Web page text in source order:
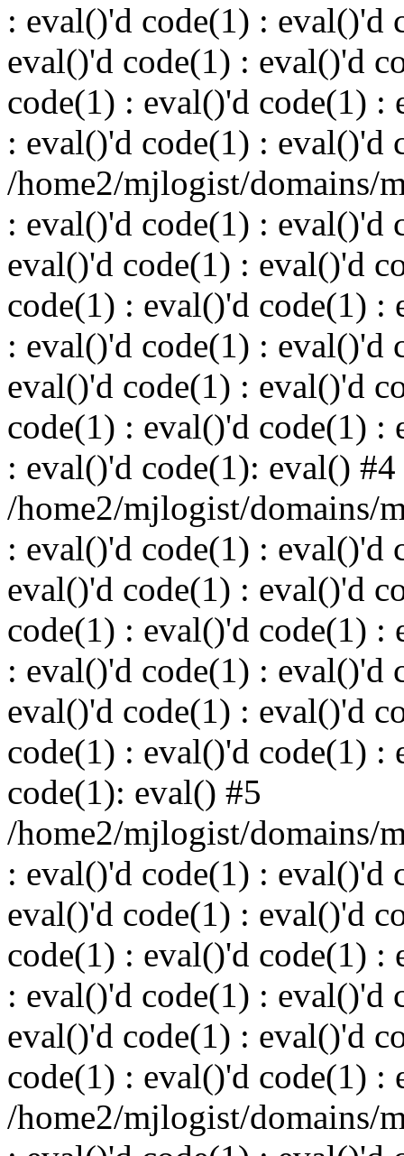
: eval()'d code(1) : eval()'d
eval()'d code(1) : eval()'d
code(1) : eval()'d code(1) :
: eval()'d code(1) : eval()'d
/home2/mjlogist/domains/
: eval()'d code(1) : eval()'d
eval()'d code(1) : eval()'d
code(1) : eval()'d code(1) :
: eval()'d code(1) : eval()'d
eval()'d code(1) : eval()'d
code(1) : eval()'d code(1) :
: eval()'d code(1): eval() #4
/home2/mjlogist/domains/
: eval()'d code(1) : eval()'d
eval()'d code(1) : eval()'d
code(1) : eval()'d code(1) :
: eval()'d code(1) : eval()'d
eval()'d code(1) : eval()'d
code(1) : eval()'d code(1) :
code(1): eval() #5
/home2/mjlogist/domains/
: eval()'d code(1) : eval()'d
eval()'d code(1) : eval()'d
code(1) : eval()'d code(1) :
: eval()'d code(1) : eval()'d
eval()'d code(1) : eval()'d
code(1) : eval()'d code(1) :
/home2/mjlogist/domains/